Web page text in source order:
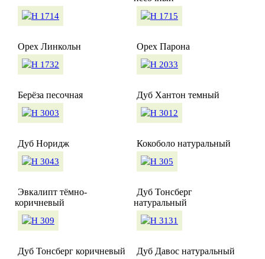
Орех Линкольн Орех Парона
Берёза песочная Дуб Хантон темный
Дуб Норидж Кокоболо натуральный
Эвкалипт тёмно-
коричневый
Дуб Тонсберг
натуральный
Дуб Тонсберг коричневый Дуб Давос натуральный